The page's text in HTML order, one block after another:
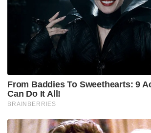
From Baddies To Sweethearts: 9
Can Do It All!
BRAINBERRIES